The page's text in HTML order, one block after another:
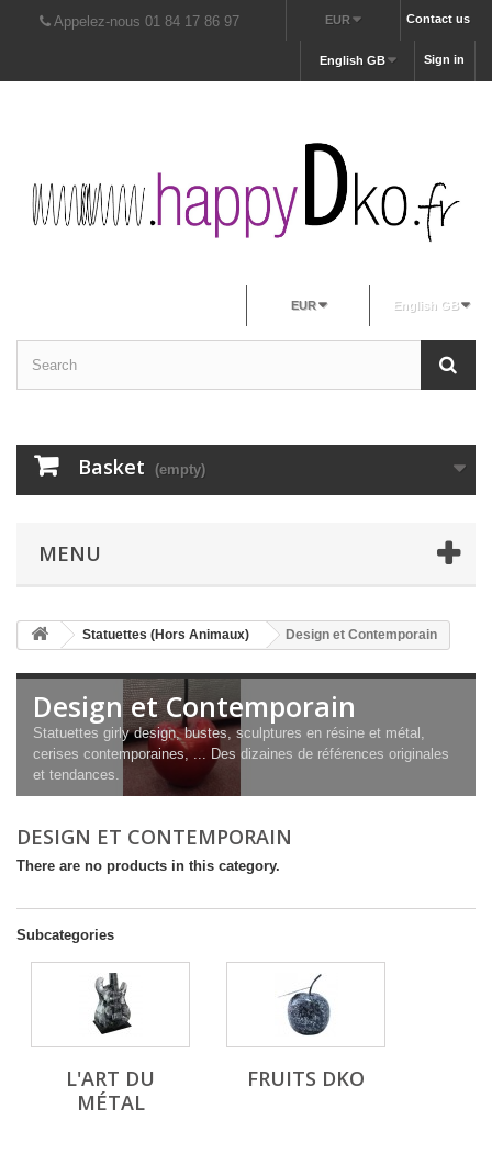
Contact us
EUR
Appelez-nous 01 84 17 86 97
Sign in
English GB
English GB
EUR
Basket (empty)
MENU
Statuettes (Hors Animaux) Design et Contemporain
Design et Contemporain
Statuettes girly design, bustes, sculptures en résine et métal,
cerises contemporaines, ... Des dizaines de références originales
et tendances.
DESIGN ET CONTEMPORAIN
There are no products in this category.
Subcategories
L'ART DU
MÉTAL
FRUITS DKO